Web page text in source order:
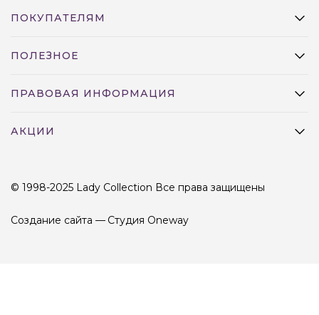
ПОКУПАТЕЛЯМ
ПОЛЕЗНОЕ
ПРАВОВАЯ ИНФОРМАЦИЯ
АКЦИИ
© 1998-2025 Lady Collection Все права защищены
Создание сайта — Студия Oneway